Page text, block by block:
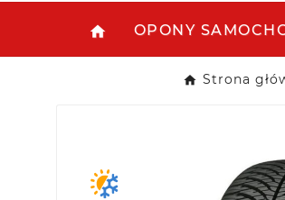
home OPONY
Strona